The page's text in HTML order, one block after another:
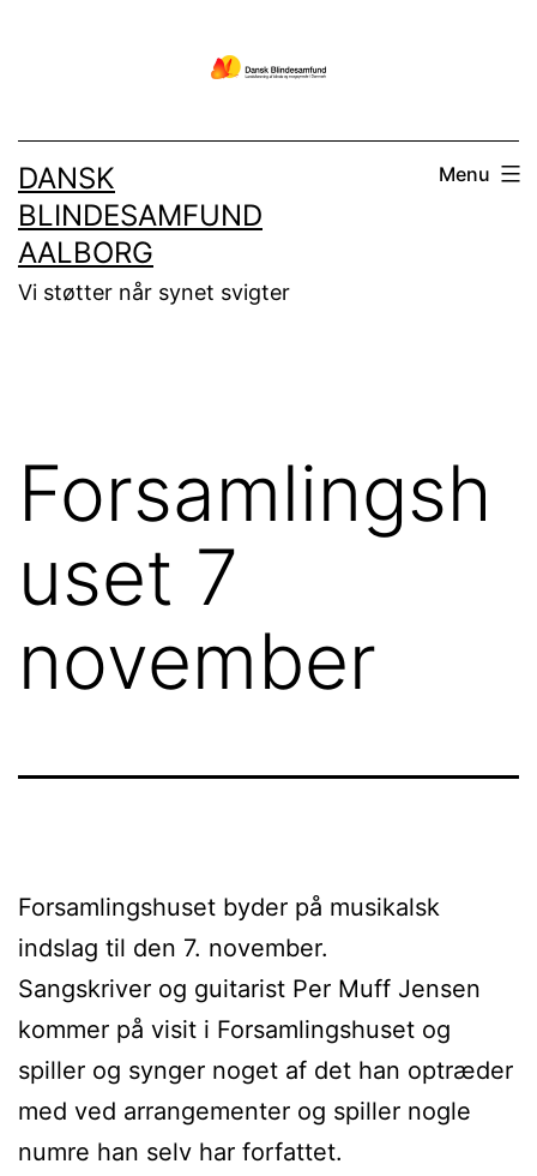
DANSK
BLINDESAMFUND
AALBORG
Vi støtter når synet svigter
Menu
Forsamlingsh
uset 7
november
Forsamlingshuset byder på musikalsk
indslag til den 7. november.
Sangskriver og guitarist Per Muff Jensen
kommer på visit i Forsamlingshuset og
spiller og synger noget af det han optræder
med ved arrangementer og spiller nogle
numre han selv har forfattet.